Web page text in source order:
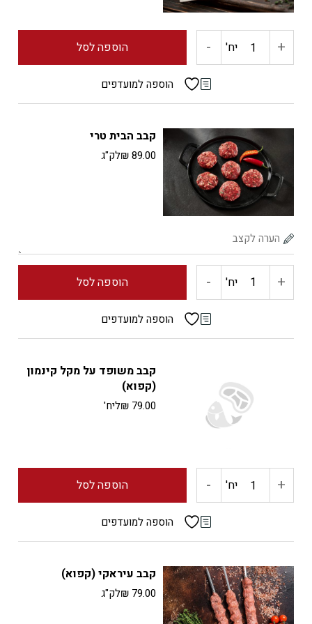
+ כמות
בורגר
אנטריקוט
יח' - הוספה לסל
הוספה למועדפים
קבב הבית טרי
₪89.00 לק"ג
+ כמות יח' - הוספה לסל
הוספה למועדפים
קבב משופד על מקל קינמון
(קפוא)
₪ 79.00 ליח'
+ כמות
משופד
על
יח' - הוספה לסל
הוספה למועדפים
קבב עיראקי (קפוא)
₪ 79.00 לק"ג